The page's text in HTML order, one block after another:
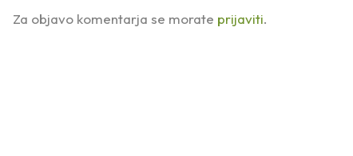
Za objavo komentarja se morate prijaviti.